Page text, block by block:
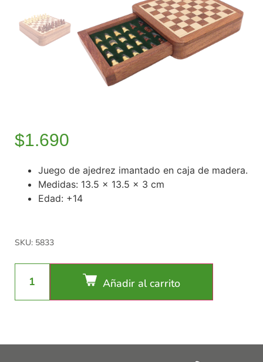
$1.690
Juego de ajedrez imantado en caja de madera.
Medidas: 13.5 x 13.5 x 3 cm
Edad: +14
SKU: 5833
Añadir al carrito